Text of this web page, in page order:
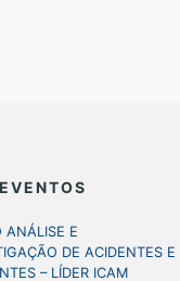
ANÁLISE E
DE ACIDENTES E
– LÍDER ICAM